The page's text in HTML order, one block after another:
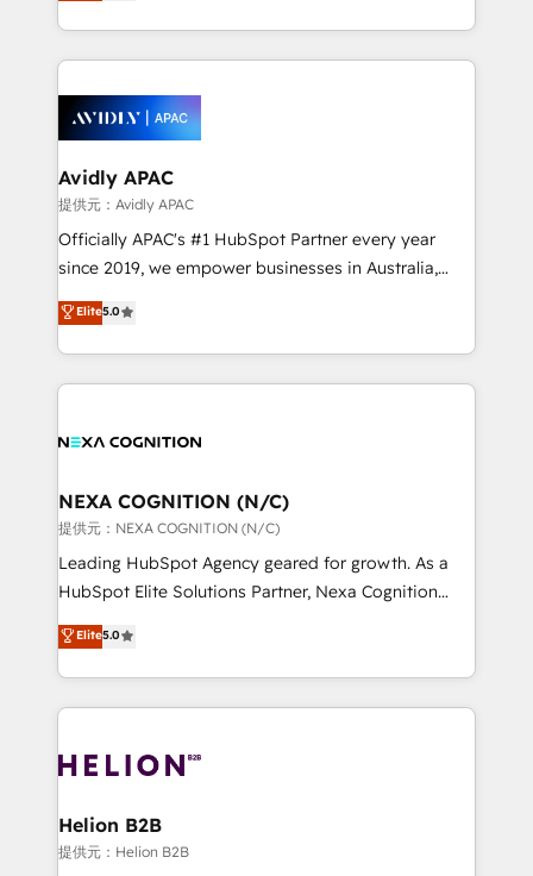
MicroSoft, custom solutions,... Our company also has
execution, CPQ, customer portals and HubSpot CMS
HubSpot Elite Solutions Partners and devout CRM
nerds who can harness HubSpot’s custom digital
experience. Working hand-in-hand with your team,
we’ll assemble a RevOps machine that drives more
traffic, generates better leads and crushes your
revenue goals. We've worked with thousands of
HubSpot customers and we'd love to work with you
too! Clients come to us for: Advanced CRM solutions
HubSpot Data System Migrations between systems
to HubSpot New lead generation strategies Time-
Avidly APAC
提供元：Avidly APAC
Officially APAC's #1 HubSpot Partner every year
since 2019, we empower businesses in Australia,
New Zealand, and globally to realise their full
potential through enterprise HubSpot CRM
implementation. And we deliver best practice across
the whole HubSpot platform, covering marketing,
all businesses, from start-up to Enterprise, and have
the world. Our human approach to digital
transformation is designed for businesses who want
to grow. And we're passionate about APAC
businesses leading the world in technology, agility
record migrating businesses from CRM & Marketing
Platforms such as Salesforce, Dynamics, Pipedrive,
with attract and retain customers, manage their
business people and processes, and how they
Elite5.0
NEXA COGNITION (N/C)
提供元：NEXA COGNITION (N/C)
Leading HubSpot Agency geared for growth. As a
HubSpot Elite Solutions Partner, Nexa Cognition
ranks in the top 1% of global HubSpot Partners and
has been one of the longest-standing partners since
2012. We empower businesses to harness the full
potential of HubSpot by combining strategic
bespoke HubSpot solutions tailored to drive
Choose Nexa Cognition? 🚀 HubSpot Expertise: Our
certified team specialises in CRM implementation,
Elite5.0
Helion B2B
提供元：Helion B2B